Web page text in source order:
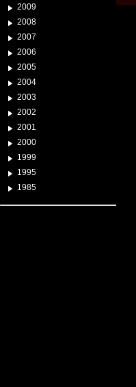
2009
2008
2007
2006
2005
2004
2003
2002
2001
2000
1999
1995
1985